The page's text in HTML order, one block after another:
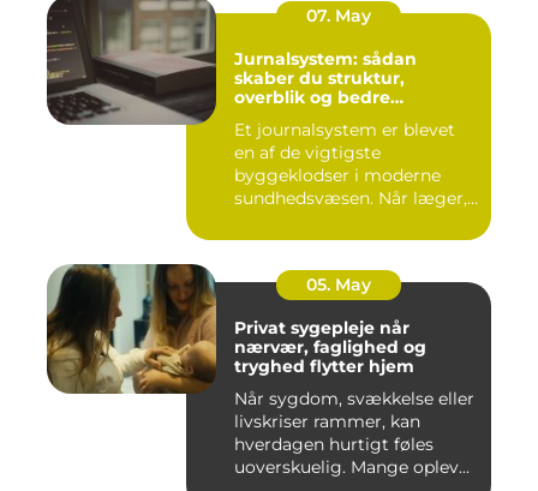
07. May
Jurnalsystem: sådan
skaber du struktur,
overblik og bedre
Et journalsystem er blevet
en af de vigtigste
byggeklodser i moderne
sundhedsvæsen. Når læger,
05. May
Privat sygepleje når
nærvær, faglighed og
tryghed flytter hjem
Når sygdom, svækkelse eller
livskriser rammer, kan
hverdagen hurtigt føles
uoverskuelig. Mange oplev...